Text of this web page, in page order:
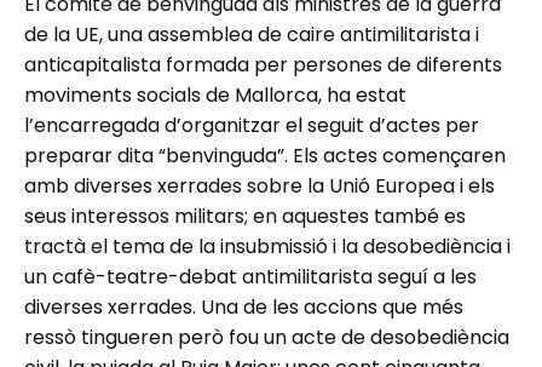
de la UE, una assemblea de caire antimilitarista i
anticapitalista formada per persones de diferents
moviments socials de Mallorca, ha estat
l’encarregada d’organitzar el seguit d’actes per
preparar dita “benvinguda”. Els actes començaren
amb diverses xerrades sobre la Unió Europea i els
seus interessos militars; en aquestes també es
tractà el tema de la insubmissió i la desobediència i
un cafè-teatre-debat antimilitarista seguí a les
diverses xerrades. Una de les accions que més
ressò tingueren però fou un acte de desobediència